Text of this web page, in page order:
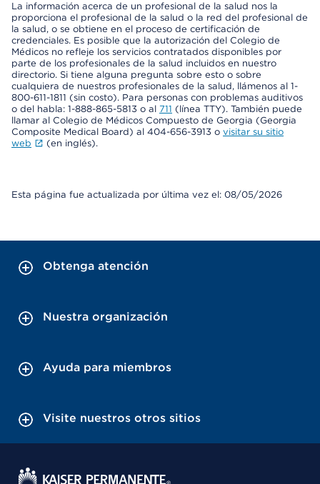
La información acerca de un profesional de la salud nos la
proporciona el profesional de la salud o la red del profesional de
la salud, o se obtiene en el proceso de certificación de
credenciales. Es posible que la autorización del Colegio de
Médicos no refleje los servicios contratados disponibles por
parte de los profesionales de la salud incluidos en nuestro
directorio. Si tiene alguna pregunta sobre esto o sobre
cualquiera de nuestros profesionales de la salud, llámenos al 1-
800-611-1811 (sin costo). Para personas con problemas auditivos
o del habla: 1-888-865-5813 o al 711 (línea TTY). También puede
llamar al Colegio de Médicos Compuesto de Georgia (Georgia
Composite Medical Board) al 404-656-3913 o visitar su sitio
web
(en inglés).
Esta página fue actualizada por última vez el: 08/05/2026
Obtenga atención
Nuestra organización
Ayuda para miembros
Visite nuestros otros sitios